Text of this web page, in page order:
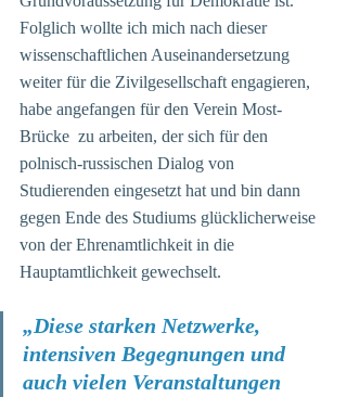
Folglich wollte ich mich nach dieser
wissenschaftlichen Auseinandersetzung
weiter für die Zivilgesellschaft engagieren,
habe angefangen für den Verein Most-
Brücke  zu arbeiten, der sich für den
polnisch-russischen Dialog von
Studierenden eingesetzt hat und bin dann
gegen Ende des Studiums glücklicherweise
von der Ehrenamtlichkeit in die
Hauptamtlichkeit gewechselt.
„Diese starken Netzwerke,
intensiven Begegnungen und
auch vielen Veranstaltungen